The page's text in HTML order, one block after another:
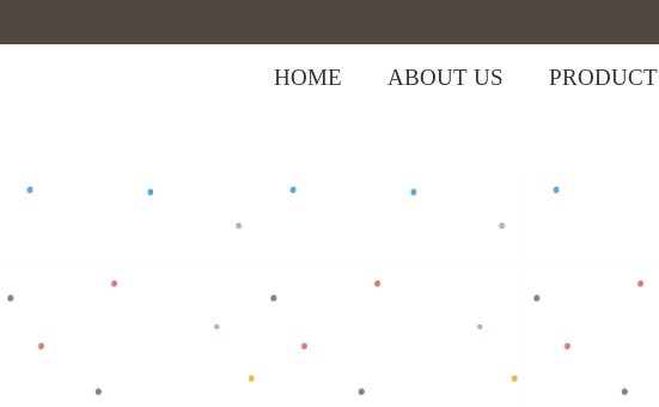
HOME ABOUT US PRODUCT
Shop> Celana Anak Celana Bayi